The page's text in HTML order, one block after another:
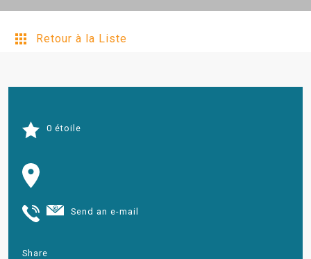
Retour à la Liste
0 étoile
Send an e-mail
Share